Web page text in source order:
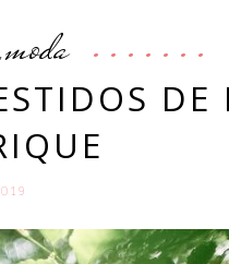
,moda
DE